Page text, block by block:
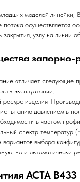
моделей линейки,
потока осуществляется
закрытия, узлу на линии
запорно-
отличает следующие
эксплуатации.
изделия.
испытанию давлением в
в частом
спектр температур
выбора
но и автоматически
АСТА В433